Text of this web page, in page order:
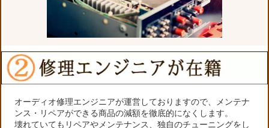
オーディオ修理エンジニアが運営しておりますので、メンテナ
ンス・リペアができる商品の減額を徹底的になくします。
壊れていてもリペアやメンテナンス、独自のチューニングをし